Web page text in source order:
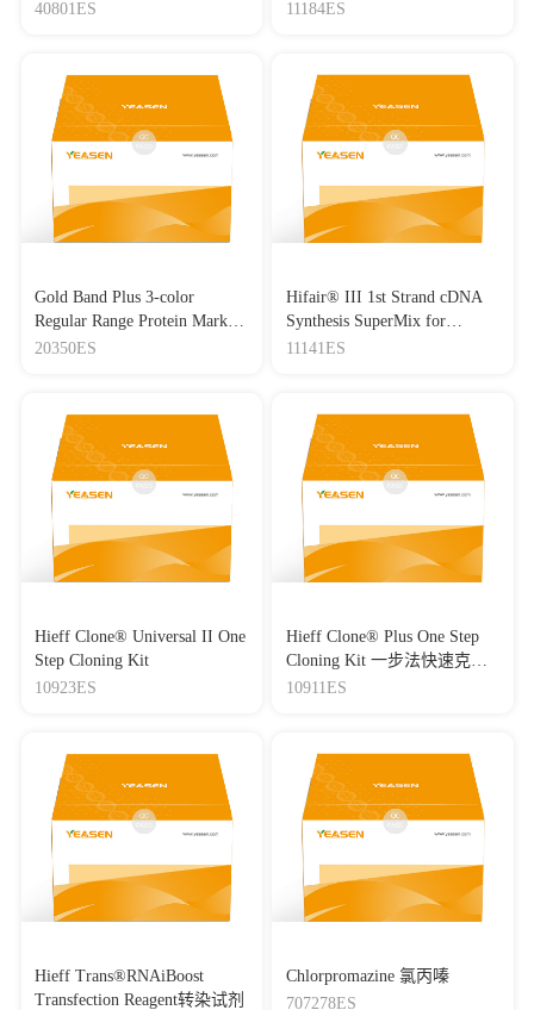
Lipo3000转染试剂
40801ES Master Mix
11184ES
Gold Band Plus 3-color
Regular Range Protein Marker
(8-180 kDa) 三色预染蛋白质
20350ES
Hifair® III 1st Strand cDNA
Synthesis SuperMix for
qPCR(gDNA digester plus)
11141ES
Hieff Clone® Universal II One
Step Cloning Kit
10923ES
Hieff Clone® Plus One Step
Cloning Kit 一步法快速克隆
试剂盒
10911ES
Hieff Trans®RNAiBoost
Transfection Reagent转染试剂
Chlorpromazine 氯丙嗪
707278ES